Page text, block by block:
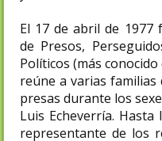
El 17 de abril de 1977
de Presos,
Políticos (más conocido
reúne a varias familias
presas durante los
Luis Echeverría.
representante de los